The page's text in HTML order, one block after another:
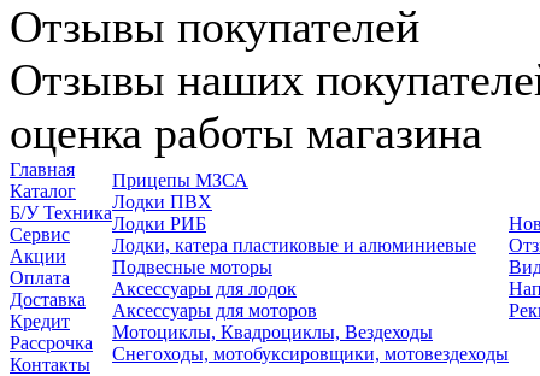
Отзывы покупателей
Отзывы наших
оценка работы магазина
Главная
Каталог
Б/У Техника
Сервис
Акции
Оплата
Доставка
Кредит
Рассрочка
Контакты
Прицепы МЗСА
Лодки ПВХ
Лодки РИБ
Лодки, катера пластиковые и алюминиевые
Подвесные моторы
Аксессуары для лодок
Аксессуары для моторов
Мотоциклы, Квадроциклы, Вездеходы
Снегоходы, мотобуксировщики, мотовездеходы